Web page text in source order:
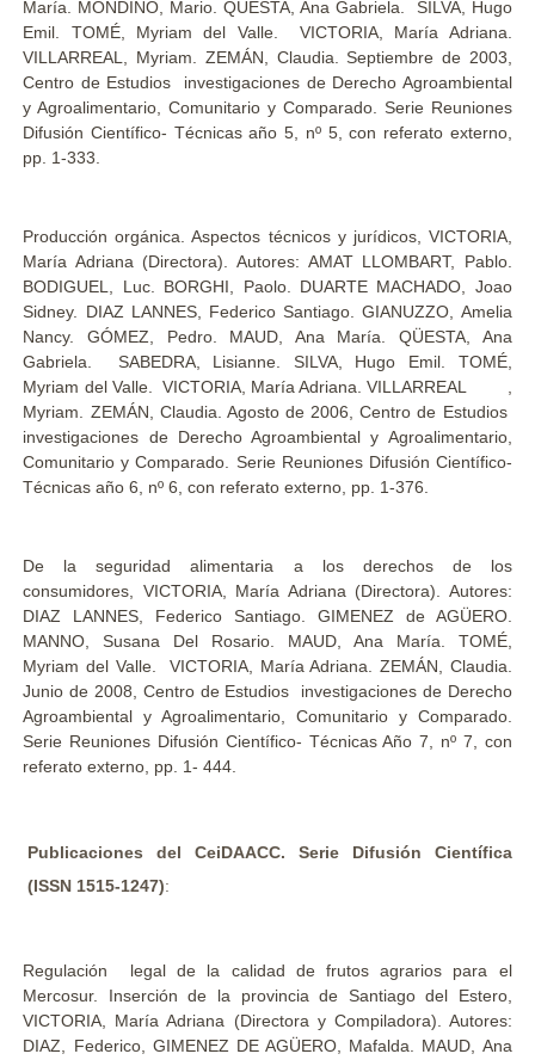
María. MONDINO, Mario. QÜESTA, Ana Gabriela. SILVA, Hugo
Emil. TOMÉ, Myriam del Valle. VICTORIA, María Adriana.
VILLARREAL, Myriam. ZEMÁN, Claudia. Septiembre de 2003,
Centro de Estudios investigaciones de Derecho Agroambiental
y Agroalimentario, Comunitario y Comparado. Serie Reuniones
Difusión Científico- Técnicas año 5, nº 5, con referato externo,
pp. 1-333.
Producción orgánica. Aspectos técnicos y jurídicos, VICTORIA,
María Adriana (Directora). Autores: AMAT LLOMBART, Pablo.
BODIGUEL, Luc. BORGHI, Paolo. DUARTE MACHADO, Joao
Sidney. DIAZ LANNES, Federico Santiago. GIANUZZO, Amelia
Nancy. GÓMEZ, Pedro. MAUD, Ana María. QÜESTA, Ana
Gabriela. SABEDRA, Lisianne. SILVA, Hugo Emil. TOMÉ,
Myriam del Valle. VICTORIA, María Adriana. VILLARREAL ,
Myriam. ZEMÁN, Claudia. Agosto de 2006, Centro de Estudios
investigaciones de Derecho Agroambiental y Agroalimentario,
Comunitario y Comparado. Serie Reuniones Difusión Científico-
Técnicas año 6, nº 6, con referato externo, pp. 1-376.
De la seguridad alimentaria a los derechos de los
consumidores, VICTORIA, María Adriana (Directora). Autores:
DIAZ LANNES, Federico Santiago. GIMENEZ de AGÜERO.
MANNO, Susana Del Rosario. MAUD, Ana María. TOMÉ,
Myriam del Valle. VICTORIA, María Adriana. ZEMÁN, Claudia.
Junio de 2008, Centro de Estudios investigaciones de Derecho
Agroambiental y Agroalimentario, Comunitario y Comparado.
Serie Reuniones Difusión Científico- Técnicas Año 7, nº 7, con
referato externo, pp. 1- 444.
Publicaciones del CeiDAACC. Serie Difusión Científica
(ISSN 1515-1247):
Regulación legal de la calidad de frutos agrarios para el
Mercosur. Inserción de la provincia de Santiago del Estero,
VICTORIA, María Adriana (Directora y Compiladora). Autores:
DIAZ, Federico, GIMENEZ DE AGÜERO, Mafalda. MAUD, Ana